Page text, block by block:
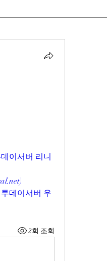
이서버 리니
)
데이서버 우
2회 조회